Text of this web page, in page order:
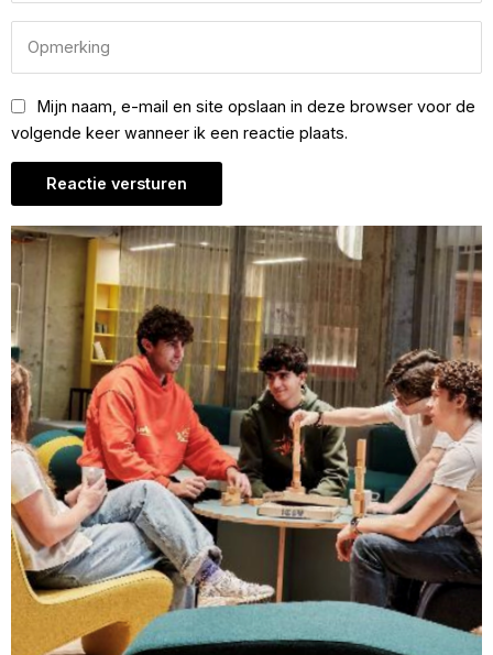
Mijn naam, e-mail en site opslaan in deze browser voor de
volgende keer wanneer ik een reactie plaats.